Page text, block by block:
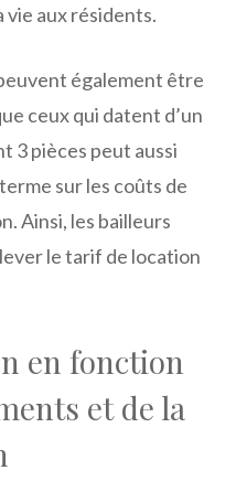
aux résidents.
également être
ceux qui datent d’un
3 pièces peut aussi
sur les coûts de
Ainsi, les bailleurs
le tarif de location
en fonction
et de la